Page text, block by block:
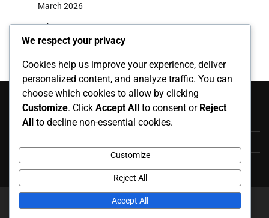
March 2026
February 2026
Kategorier
Battle.net kodeinnløsning
Twitch Drops Kosmetikk
brandbowl2012.com
We respect your privacy
Cookies help us improve your experience, deliver
personalized content, and analyze traffic. You can
choose which cookies to allow by clicking
Customize. Click Accept All to consent or Reject
All to decline non-essential cookies.
Customize
Reject All
Accept All